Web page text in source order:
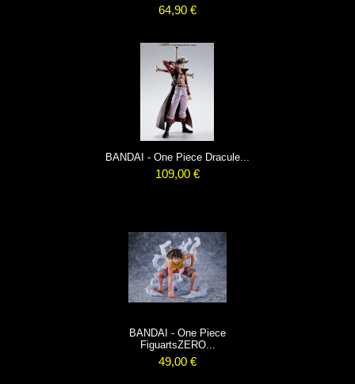
64,90 €
BANDAI - One Piece Dracule...
109,00 €
BANDAI - One Piece
FiguartsZERO...
49,00 €